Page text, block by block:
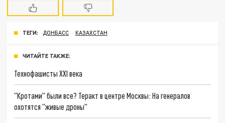
ТЕГИ: ДОНБАСС КАЗАХСТАН
ЧИТАЙТЕ ТАКЖЕ:
Технофашисты XXI века
"Кротами" были все? Теракт в центре Москвы: На генералов
охотятся "живые дроны"